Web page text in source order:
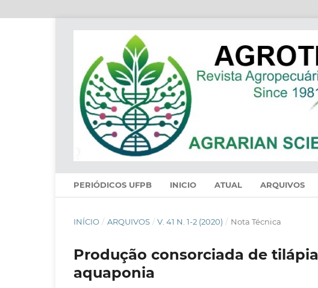
PERIÓDICOS UFPB INICIO ATUAL ARQUIVOS
INÍCIO / ARQUIVOS / V. 41 N. 1-2 (2020) / Nota Técnica
Produção consorciada de
aquaponia